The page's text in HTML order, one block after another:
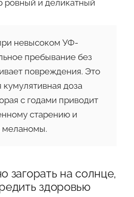
ровный и деликатный
невысоком УФ-
пребывание без
повреждения. Это
кумулятивная доза
с годами приводит
старению и
меланомы.
загорать на солнце,
здоровью